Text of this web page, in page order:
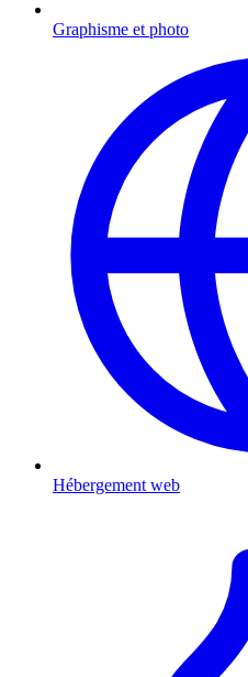
Graphisme et photo
Hébergement web